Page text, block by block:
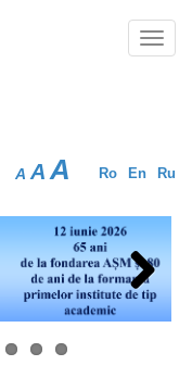
Ro En Ru
A A A
Next